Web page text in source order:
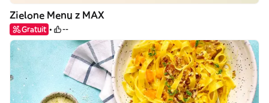
Zielone Menu z MAX
Gratuit --